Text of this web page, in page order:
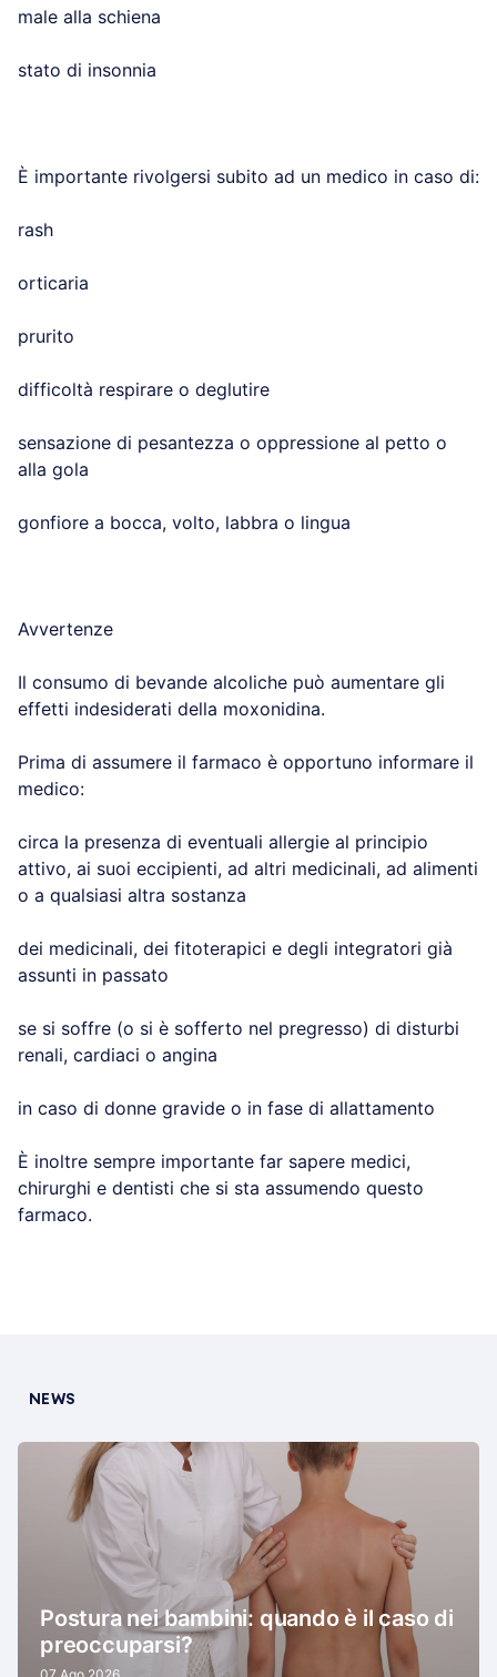
male alla schiena
stato di insonnia
È importante rivolgersi subito ad un medico in caso di:
rash
orticaria
prurito
difficoltà respirare o deglutire
sensazione di pesantezza o oppressione al petto o
alla gola
gonfiore a bocca, volto, labbra o lingua
Avvertenze
Il consumo di bevande alcoliche può aumentare gli
effetti indesiderati della moxonidina.
Prima di assumere il farmaco è opportuno informare il
medico:
circa la presenza di eventuali allergie al principio
attivo, ai suoi eccipienti, ad altri medicinali, ad alimenti
o a qualsiasi altra sostanza
dei medicinali, dei fitoterapici e degli integratori già
assunti in passato
se si soffre (o si è sofferto nel pregresso) di disturbi
renali, cardiaci o angina
in caso di donne gravide o in fase di allattamento
È inoltre sempre importante far sapere medici,
chirurghi e dentisti che si sta assumendo questo
farmaco.
NEWS
Postura nei bambini: quando è il caso di
preoccuparsi?